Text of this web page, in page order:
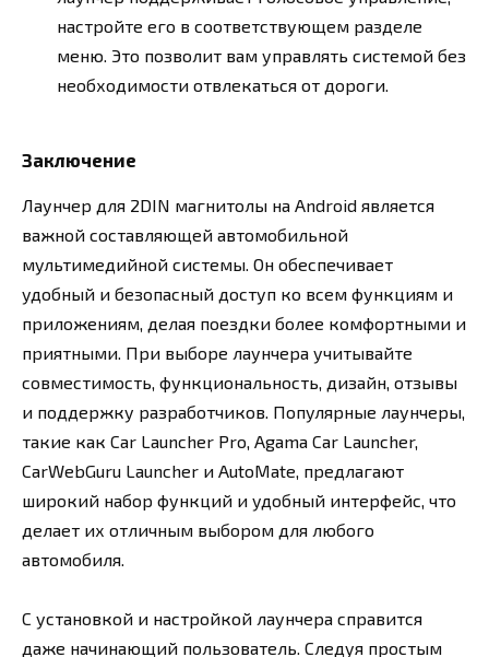
настройте его в соответствующем разделе
меню. Это позволит вам управлять системой без
необходимости отвлекаться от дороги.
Заключение
Лаунчер для 2DIN магнитолы на Android является
важной составляющей автомобильной
мультимедийной системы. Он обеспечивает
удобный и безопасный доступ ко всем функциям и
приложениям, делая поездки более комфортными и
приятными. При выборе лаунчера учитывайте
совместимость, функциональность, дизайн, отзывы
и поддержку разработчиков. Популярные лаунчеры,
такие как Car Launcher Pro, Agama Car Launcher,
CarWebGuru Launcher и AutoMate, предлагают
широкий набор функций и удобный интерфейс, что
делает их отличным выбором для любого
автомобиля.
С установкой и настройкой лаунчера справится
даже начинающий пользователь. Следуя простым